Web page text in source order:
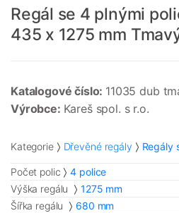
Regál se 4 plnými
435 x 1275 mm
Katalogové číslo: 11035 dub
Výrobce: Kareš spol. s r.o.
Kategorie Dřevěné regály Regály
Počet polic
4 police
Výška regálu
1275 mm
Šířka regálu
680 mm